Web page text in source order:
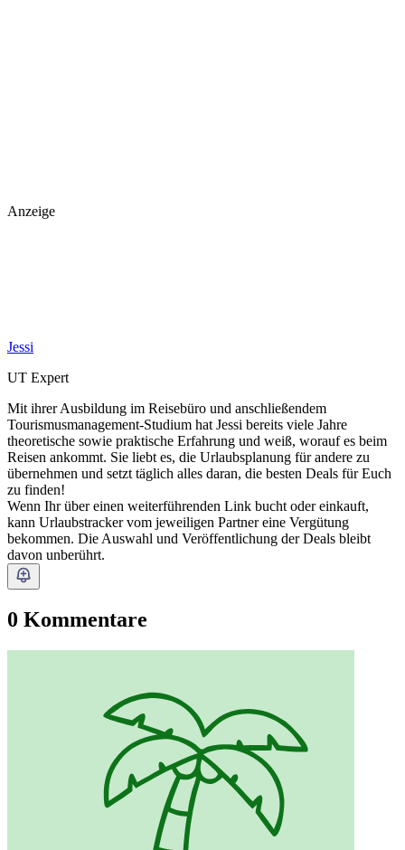
Anzeige
Jessi
UT Expert
Mit ihrer Ausbildung im Reisebüro und anschließendem
Tourismusmanagement-Studium hat Jessi bereits viele Jahre
theoretische sowie praktische Erfahrung und weiß, worauf es beim
Reisen ankommt. Sie liebt es, die Urlaubsplanung für andere zu
übernehmen und setzt täglich alles daran, die besten Deals für Euch
zu finden!
Wenn Ihr über einen weiterführenden Link bucht oder einkauft,
kann Urlaubstracker vom jeweiligen Partner eine Vergütung
bekommen. Die Auswahl und Veröffentlichung der Deals bleibt
davon unberührt.
0 Kommentare